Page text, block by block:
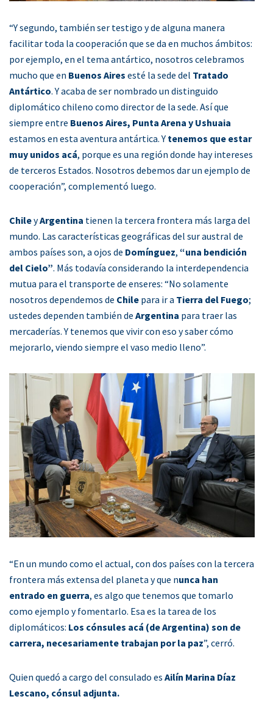
“Y segundo, también ser testigo y de alguna manera
facilitar toda la cooperación que se da en muchos ámbitos:
por ejemplo, en el tema antártico, nosotros celebramos
mucho que en Buenos Aires esté la sede del Tratado
Antártico. Y acaba de ser nombrado un distinguido
diplomático chileno como director de la sede. Así que
siempre entre Buenos Aires, Punta Arena y Ushuaia
estamos en esta aventura antártica. Y tenemos que estar
muy unidos acá, porque es una región donde hay intereses
de terceros Estados. Nosotros debemos dar un ejemplo de
cooperación”, complementó luego.
ChileyArgentina tienen la tercera frontera más larga del
mundo. Las características geográficas del sur austral de
ambos países son, a ojos de Domínguez, “una bendición
del Cielo”. Más todavía considerando la interdependencia
mutua para el transporte de enseres: “No solamente
nosotros dependemos de Chile para ir a Tierra del Fuego;
ustedes dependen también de Argentina para traer las
mercaderías. Y tenemos que vivir con eso y saber cómo
mejorarlo, viendo siempre el vaso medio lleno”.
“En un mundo como el actual, con dos países con la tercera
frontera más extensa del planeta y que nunca han
entrado en guerra, es algo que tenemos que tomarlo
como ejemplo y fomentarlo. Esa es la tarea de los
diplomáticos: Los cónsules acá (de Argentina) son de
carrera, necesariamente trabajan por la paz”, cerró.
Quien quedó a cargo del consulado es Ailín Marina Díaz
Lescano, cónsul adjunta.